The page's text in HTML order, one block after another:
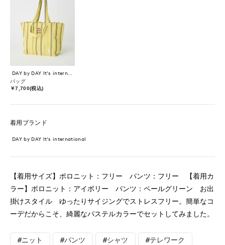
バッグ
￥7,700(税込)
着用ブランド
DAY by DAY It's international
【着用サイズ】ポロニット：フリー パンツ：フリー 【着用カ
ラー】ポロニット：アイボリー パンツ：ペールグリーン お出
掛けスタイル ゆったりサイジングでストレスフリー。簡単なコ
ーデだからこそ、綺麗なパステルカラーでセットしてみました。
#ニット #パンツ #シャツ #テレワーク